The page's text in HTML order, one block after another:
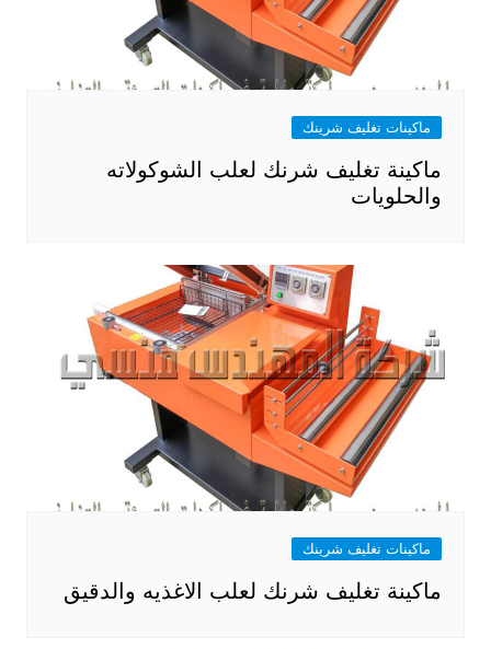
ماكينات تغليف شرينك
ماكينة تغليف شرنك لعلب الشوكولاته
والحلويات
ماكينات تغليف شرينك
ماكينة تغليف شرنك لعلب الاغذيه والدقيق